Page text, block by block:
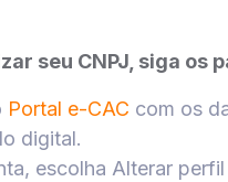
seu CNPJ, siga os
Portal e-CAC com os
digital.
escolha Alterar